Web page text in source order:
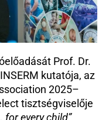
Prof. Dr.
kutatója, az
2025–
tisztségviselője